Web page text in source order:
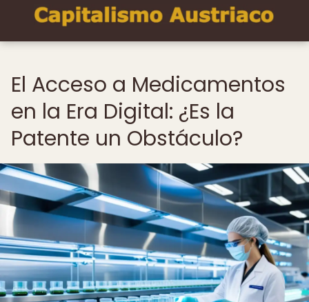
El Acceso a Medicamentos
en la Era Digital: ¿Es la
Patente un Obstáculo?